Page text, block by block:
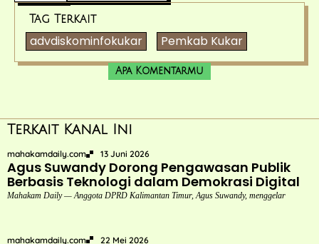
Tag Terkait
advdiskominfokukar Pemkab Kukar
Apa Komentarmu
Terkait Kanal Ini
mahakamdaily.com 13 Juni 2026
Agus Suwandy Dorong Pengawasan Publik
Berbasis Teknologi dalam Demokrasi Digital
Mahakam Daily — Anggota DPRD Kalimantan Timur, Agus Suwandy, menggelar
mahakamdaily.com 22 Mei 2026